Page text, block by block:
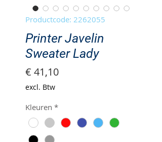
Productcode: 2262055
Printer Javelin
Sweater Lady
€ 41,10Prijs
excl. Btw
Kleuren *